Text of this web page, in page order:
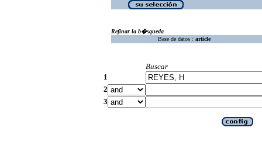
Refinar la b�squeda
Base de datos : article
Buscar
1
2
3